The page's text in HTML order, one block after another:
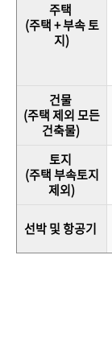
주택
(주택 + 부속 토
지)
건물
(주택 제외 모든
건축물)
토지
(주택 부속토지
제외)
선박 및 항공기